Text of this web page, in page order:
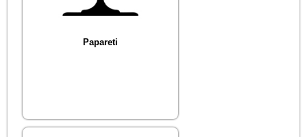
Papareti